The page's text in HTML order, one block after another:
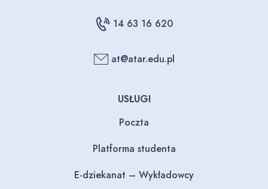
14 63 16 620
at@atar.edu.pl
USŁUGI
Poczta
Platforma studenta
E-dziekanat – Wykładowcy